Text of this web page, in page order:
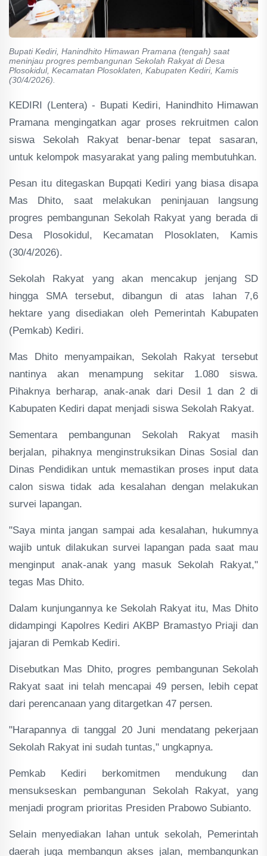
Bupati Kediri, Hanindhito Himawan Pramana (tengah) saat
meninjau progres pembangunan Sekolah Rakyat di Desa
Plosokidul, Kecamatan Plosoklaten, Kabupaten Kediri, Kamis
(30/4/2026).
KEDIRI (Lentera) - Bupati Kediri, Hanindhito Himawan
Pramana mengingatkan agar proses rekruitmen calon
siswa Sekolah Rakyat benar-benar tepat sasaran,
untuk kelompok masyarakat yang paling membutuhkan.
Pesan itu ditegaskan Bupqati Kediri yang biasa disapa
Mas Dhito, saat melakukan peninjauan langsung
progres pembangunan Sekolah Rakyat yang berada di
Desa Plosokidul, Kecamatan Plosoklaten, Kamis
(30/4/2026).
Sekolah Rakyat yang akan mencakup jenjang SD
hingga SMA tersebut, dibangun di atas lahan 7,6
hektare yang disediakan oleh Pemerintah Kabupaten
(Pemkab) Kediri.
Mas Dhito menyampaikan, Sekolah Rakyat tersebut
nantinya akan menampung sekitar 1.080 siswa.
Pihaknya berharap, anak-anak dari Desil 1 dan 2 di
Kabupaten Kediri dapat menjadi siswa Sekolah Rakyat.
Sementara pembangunan Sekolah Rakyat masih
berjalan, pihaknya menginstruksikan Dinas Sosial dan
Dinas Pendidikan untuk memastikan proses input data
calon siswa tidak ada kesalahan dengan melakukan
survei lapangan.
"Saya minta jangan sampai ada kesalahan, hukumnya
wajib untuk dilakukan survei lapangan pada saat mau
menginput anak-anak yang masuk Sekolah Rakyat,"
tegas Mas Dhito.
Dalam kunjungannya ke Sekolah Rakyat itu, Mas Dhito
didampingi Kapolres Kediri AKBP Bramastyo Priaji dan
jajaran di Pemkab Kediri.
Disebutkan Mas Dhito, progres pembangunan Sekolah
Rakyat saat ini telah mencapai 49 persen, lebih cepat
dari perencanaan yang ditargetkan 47 persen.
"Harapannya di tanggal 20 Juni mendatang pekerjaan
Sekolah Rakyat ini sudah tuntas," ungkapnya.
Pemkab Kediri berkomitmen mendukung dan
mensukseskan pembangunan Sekolah Rakyat, yang
menjadi program prioritas Presiden Prabowo Subianto.
Selain menyediakan lahan untuk sekolah, Pemerintah
daerah juga membangun akses jalan, membangunkan